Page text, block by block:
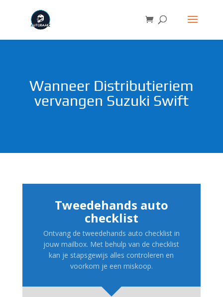
Wanneer Distributieriem
vervangen Suzuki Swift
Tweedehands auto
checklist
Ontvang de tweedehands auto checklist in
jouw mailbox. Met behulp van de checklist
kan je stapsgewijs alles controleren en
voorkom je een miskoop.